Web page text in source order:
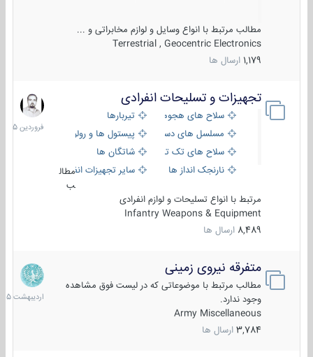
مطالب مرتبط با انواع وسایل و لوازم مخابراتی و ...
Terrestrial , Geocentric Electronics
1,179 ارسال ها
تجهیزات و تسلیحات انفرادی
سلاح های هجومی
تیربارها
مسلسل های دستی
پیستول ها و رولورها
سلاح های تک تیر اندازیشاتگان ها
نارنجک انداز ها
سایر تجهیزات انفرادی
مطال
ب
مرتبط با انواع تسلیحات و لوازم انفرادی
Infantry Weapons & Equipment
8,489 ارسال ها
17
فروردین
1405
متفرقه نیروی زمینی
مطالب مرتبط با موضوعاتی که در لیست فوق مشاهده
وجود ندارد.
Army Miscellaneous
3,784 ارسال ها
27
1405